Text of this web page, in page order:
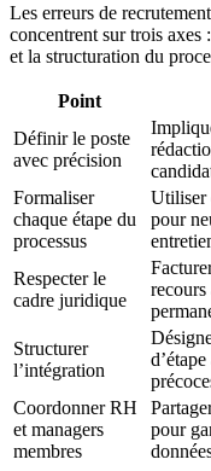
Les erreurs de
concentrent sur trois
et la structuration du
Point
Définir le poste
avec précision
Formaliser
chaque étape du
processus
Utiliser
pour
Respecter le
cadre juridique
Structurer
l’intégration
Coordonner RH
et managers
membres
pour